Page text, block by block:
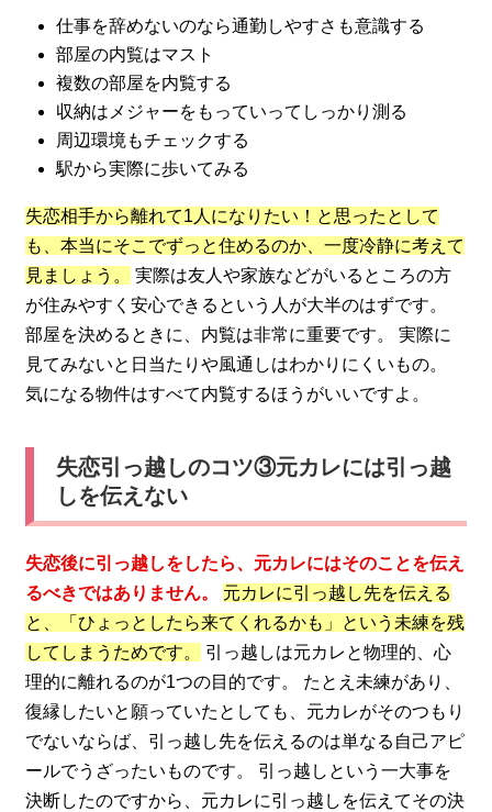
仕事を辞めないのなら通勤しやすさも意識する
部屋の内覧はマスト
複数の部屋を内覧する
収納はメジャーをもっていってしっかり測る
周辺環境もチェックする
駅から実際に歩いてみる
失恋相手から離れて1人になりたい！と思ったとして
も、本当にそこでずっと住めるのか、一度冷静に考えて
見ましょう。
実際は友人や家族などがいるところの方
が住みやすく安心できるという人が大半のはずです。
部屋を決めるときに、内覧は非常に重要です。 実際に
見てみないと日当たりや風通しはわかりにくいもの。
気になる物件はすべて内覧するほうがいいですよ。
失恋引っ越しのコツ③元カレには引っ越
しを伝えない
失恋後に引っ越しをしたら、元カレにはそのことを伝え
るべきではありません。
元カレに引っ越し先を伝える
と、「ひょっとしたら来てくれるかも」という未練を残
してしまうためです。
引っ越しは元カレと物理的、心
理的に離れるのが1つの目的です。 たとえ未練があり、
復縁したいと願っていたとしても、元カレがそのつもり
でないならば、引っ越し先を伝えるのは単なる自己アピ
ールでうざったいものです。 引っ越しという一大事を
決断したのですから、元カレに引っ越しを伝えてその決